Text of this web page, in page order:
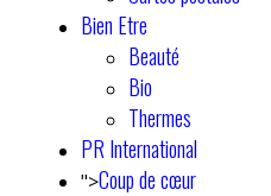
Bien Etre
Beauté
Bio
Thermes
PR International
">Coup de cœur